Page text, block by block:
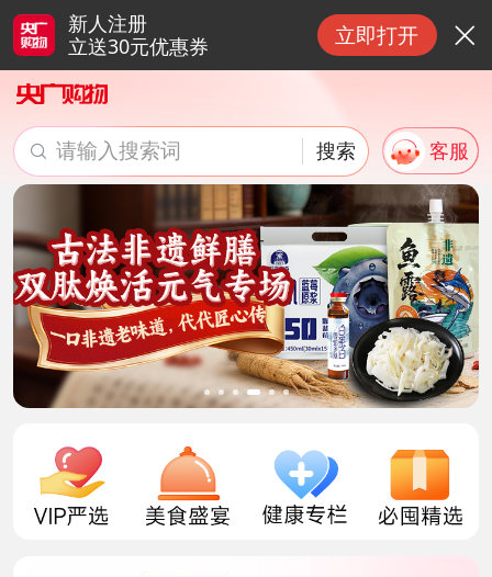
新人注册
立送30元优惠券
立即打开 
 请输入搜索词 搜索 搜索 客服